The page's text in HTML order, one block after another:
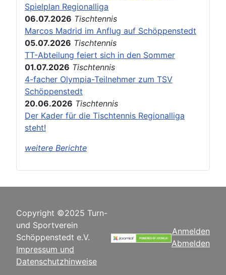
Spielplan Regionalliga
06.07.2026 Tischtennis
Marcos Madrid im Anflug auf Schöppenstedt
05.07.2026 Tischtennis
TT-Abteilung feiert sich in den Sommer
01.07.2026 Tischtennis
4-facher Olympia-Teilnehmer zum TSV
Schöppenstedt
20.06.2026 Tischtennis
Der Kader für die Tischtennis Regionalliga
steht!
weitere Berichte
Copyright ©2025 Turn-
und Sportverein
Schöppenstedt e.V.
Impressum und
Datenschutzhinweise
Anmelden
Abmelden